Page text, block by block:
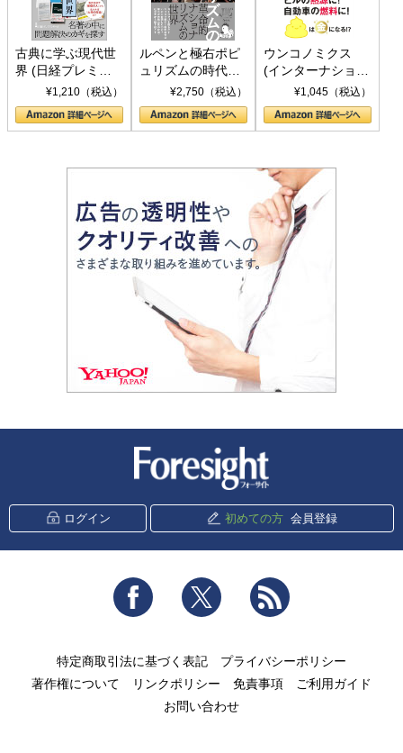
古典に学ぶ現代世
界 (日経プレミア
シリーズ)¥1,210（税込）
ルペンと極右ポピ
ュリズムの時代：
〈ヤヌス〉の二つ
の顔
¥2,750（税込）
ウンコノミクス
(インターナショナ
ル新書)¥1,045（税込）
ログイン 初めての方 会員登録
Facebook Twitter
特定商取引法に基づく表記
プライバシーポリシー
著作権について
リンクポリシー 免責事項
ご利用ガイド
お問い合わせ